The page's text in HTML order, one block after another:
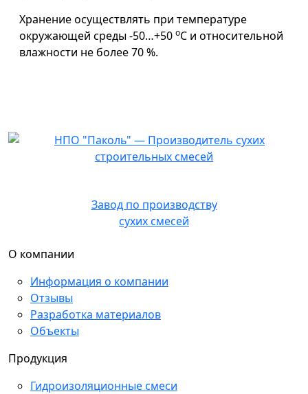
Хранение осуществлять при температуре
окружающей среды -50…+50 оС и относительной
влажности не более 70 %.
Завод по производству
сухих смесей
О компании
Информация о компании
Отзывы
Разработка материалов
Объекты
Продукция
Гидроизоляционные смеси